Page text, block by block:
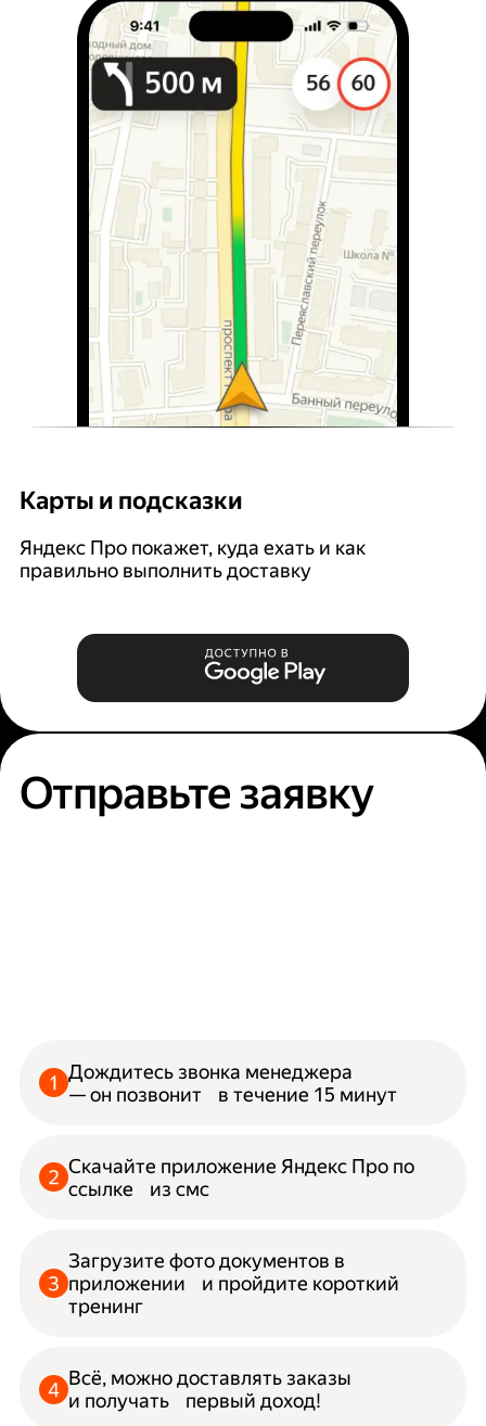
Карты и подсказки
Яндекс Про покажет, куда ехать и как
правильно выполнить доставку
Отправьте заявку
Дождитесь звонка менеджера
— он позвонит в течение 15 минут
Скачайте приложение Яндекс Про по
ссылке из смс
Загрузите фото документов в
приложении и пройдите короткий
тренинг
Всё, можно доставлять заказы
и получать первый доход!